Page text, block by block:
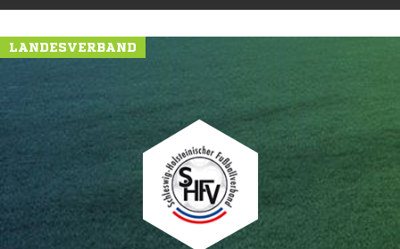
LANDESVERBAND